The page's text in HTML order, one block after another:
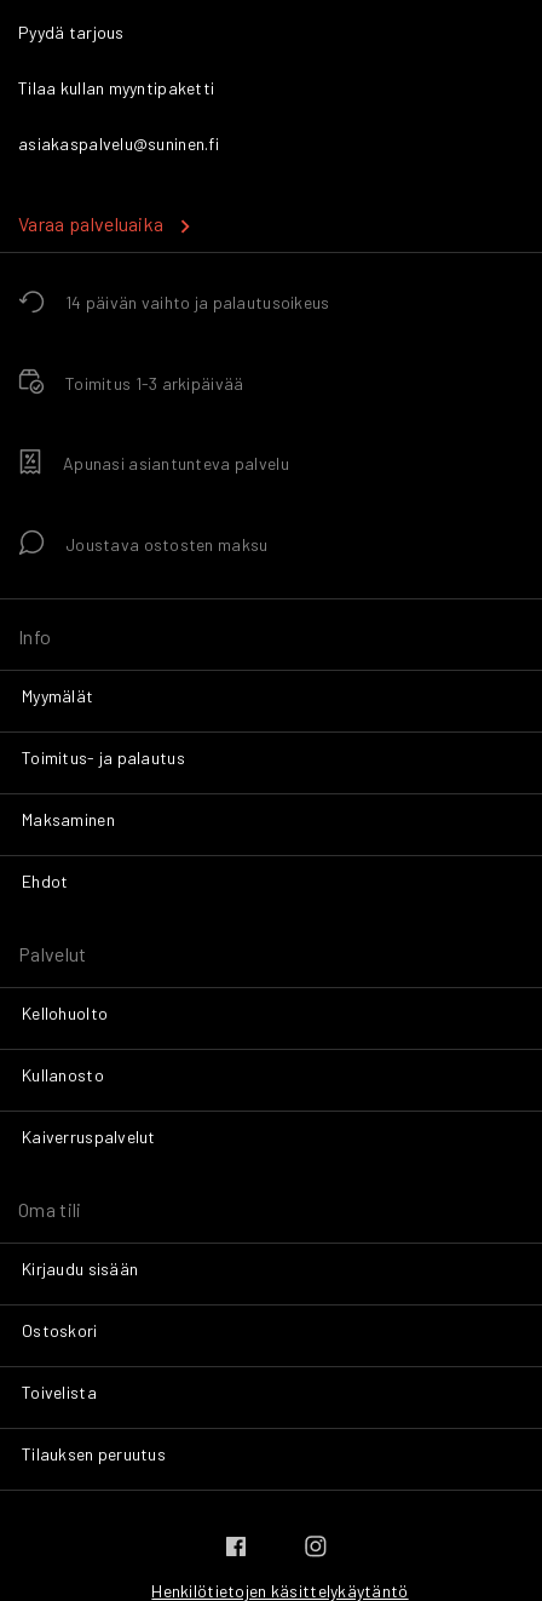
14 päivän vaihto ja palautusoikeus
Toimitus 1-3 arkipäivää
Apunasi asiantunteva palvelu
Joustava ostosten maksu
Info
Myymälät
Toimitus- ja palautus
Maksaminen
Ehdot
Palvelut
Kellohuolto
Kullanosto
Kaiverruspalvelut
Oma tili
Kirjaudu sisään
Ostoskori
Toivelista
Tilauksen peruutus
Pyydä tarjous
Tilaa kullan myyntipaketti
asiakaspalvelu@suninen.fi
Varaa palveluaika
Henkilötietojen käsittelykäytäntö